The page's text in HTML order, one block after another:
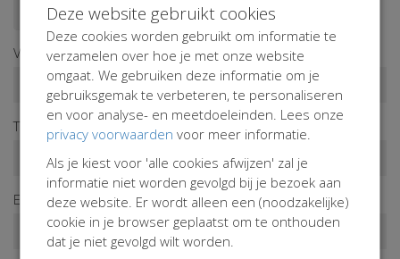
Doneren als persoon Doneren als bedrijf
Voornaam*
Tussenv. Achternaam*
E-mailadres*
Deze website gebruikt cookies
Deze cookies worden gebruikt om informatie te
verzamelen over hoe je met onze website
omgaat. We gebruiken deze informatie om je
gebruiksgemak te verbeteren, te personaliseren
en voor analyse- en meetdoeleinden. Lees onze
privacy voorwaarden voor meer informatie.
Als je kiest voor 'alle cookies afwijzen' zal je
informatie niet worden gevolgd bij je bezoek aan
deze website. Er wordt alleen een (noodzakelijke)
cookie in je browser geplaatst om te onthouden
dat je niet gevolgd wilt worden.